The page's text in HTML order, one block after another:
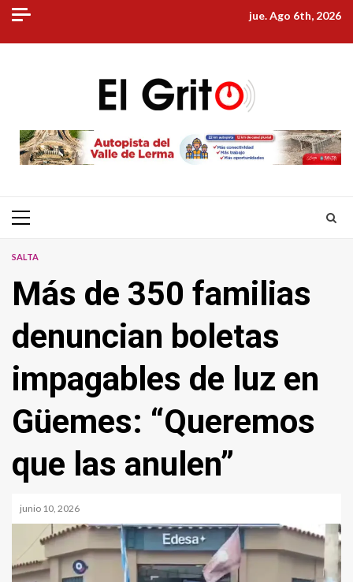
Skip
content
jue. Ago 6th, 2026
Primary
SALTA
Más de 350 familias
denuncian boletas
impagables de luz en
Güemes: “Queremos
que las anulen”
junio 10, 2026